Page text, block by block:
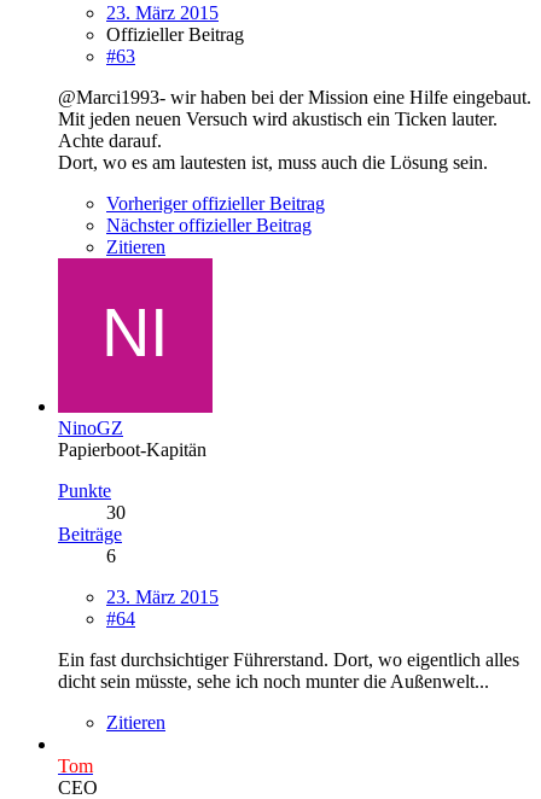
23. März 2015
Offizieller Beitrag
#63
@Marci1993- wir haben bei der Mission eine Hilfe eingebaut.
Mit jeden neuen Versuch wird akustisch ein Ticken lauter.
Achte darauf.
Dort, wo es am lautesten ist, muss auch die Lösung sein.
Vorheriger offizieller Beitrag
Nächster offizieller Beitrag
Zitieren
NinoGZ
Papierboot-Kapitän
Punkte
30
Beiträge
6
23. März 2015
#64
Ein fast durchsichtiger Führerstand. Dort, wo eigentlich alles
dicht sein müsste, sehe ich noch munter die Außenwelt...
Zitieren
Tom
CEO